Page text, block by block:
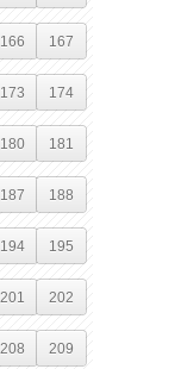
166 167
173 174
180 181
187 188
194 195
201 202
208 209